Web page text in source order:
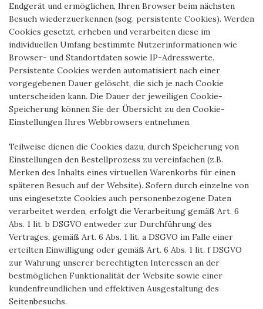
Endgerät und ermöglichen, Ihren Browser beim nächsten
Besuch wiederzuerkennen (sog. persistente Cookies). Werden
Cookies gesetzt, erheben und verarbeiten diese im
individuellen Umfang bestimmte Nutzerinformationen wie
Browser- und Standortdaten sowie IP-Adresswerte.
Persistente Cookies werden automatisiert nach einer
vorgegebenen Dauer gelöscht, die sich je nach Cookie
unterscheiden kann. Die Dauer der jeweiligen Cookie-
Speicherung können Sie der Übersicht zu den Cookie-
Einstellungen Ihres Webbrowsers entnehmen.
Teilweise dienen die Cookies dazu, durch Speicherung von
Einstellungen den Bestellprozess zu vereinfachen (z.B.
Merken des Inhalts eines virtuellen Warenkorbs für einen
späteren Besuch auf der Website). Sofern durch einzelne von
uns eingesetzte Cookies auch personenbezogene Daten
verarbeitet werden, erfolgt die Verarbeitung gemäß Art. 6
Abs. 1 lit. b DSGVO entweder zur Durchführung des
Vertrages, gemäß Art. 6 Abs. 1 lit. a DSGVO im Falle einer
erteilten Einwilligung oder gemäß Art. 6 Abs. 1 lit. f DSGVO
zur Wahrung unserer berechtigten Interessen an der
bestmöglichen Funktionalität der Website sowie einer
kundenfreundlichen und effektiven Ausgestaltung des
Seitenbesuchs.